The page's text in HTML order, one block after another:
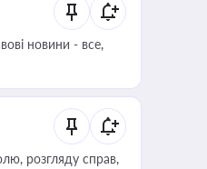
новини - все,
розгляду справ,